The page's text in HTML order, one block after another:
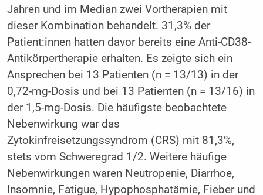
Jahren und im Median zwei Vortherapien mit
dieser Kombination behandelt. 31,3% der
Patient:innen hatten davor bereits eine Anti-CD38-
Antikörpertherapie erhalten. Es zeigte sich ein
Ansprechen bei 13 Patienten (n = 13/13) in der
0,72-mg-Dosis und bei 13 Patienten (n = 13/16) in
der 1,5-mg-Dosis. Die häufigste beobachtete
Nebenwirkung war das
Zytokinfreisetzungssyndrom (CRS) mit 81,3%,
stets vom Schweregrad 1/2. Weitere häufige
Nebenwirkungen waren Neutropenie, Diarrhoe,
Insomnie, Fatigue, Hypophosphatämie, Fieber und